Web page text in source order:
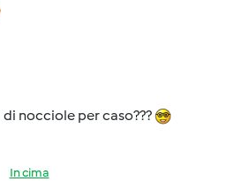
nocciole per caso???
In cima